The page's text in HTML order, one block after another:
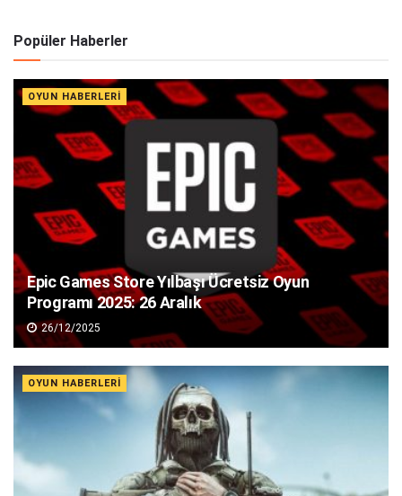
Popüler Haberler
OYUN HABERLERI
Epic Games Store Yılbaşı Ücretsiz Oyun
Programı 2025: 26 Aralık
26/12/2025
OYUN HABERLERI